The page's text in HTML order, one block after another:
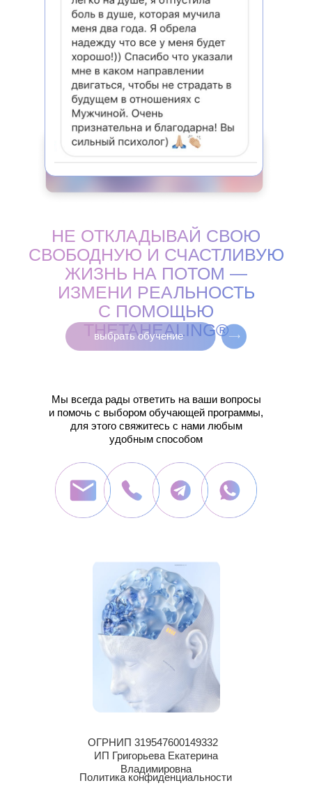
НЕ ОТКЛАДЫВАЙ СВОЮ
СВОБОДНУЮ И СЧАСТЛИВУЮ
ЖИЗНЬ НА ПОТОМ —
ИЗМЕНИ РЕАЛЬНОСТЬ
С ПОМОЩЬЮ
THETAHEALING®
ОГРНИП 319547600149332
ИП Григорьева Екатерина
Владимировна
Политика конфиденциальности
Мы всегда рады ответить на ваши вопросы
и помочь с выбором обучающей программы,
для этого свяжитесь с нами любым
удобным способом
выбрать обучение